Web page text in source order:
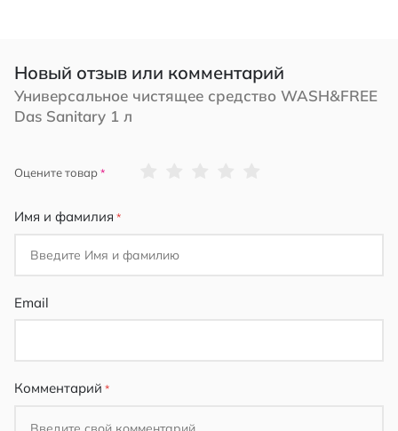
Новый отзыв или комментарий
Универсальное чистящее средство WASH&FREE
Das Sanitary 1 л
Оцените товар
Имя и фамилия
Email
Комментарий